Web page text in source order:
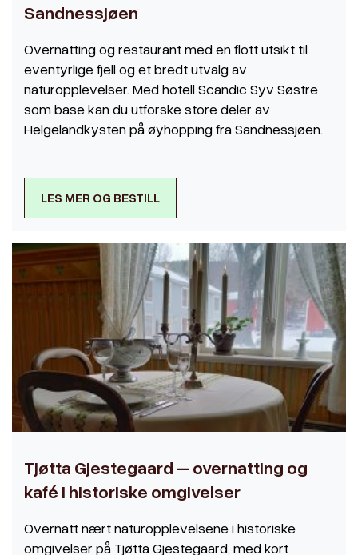
Sandnessjøen
Overnatting og restaurant med en flott utsikt til
eventyrlige fjell og et bredt utvalg av
naturopplevelser. Med hotell Scandic Syv Søstre
som base kan du utforske store deler av
Helgelandkysten på øyhopping fra Sandnessjøen.
LES MER OG BESTILL
Tjøtta Gjestegaard – overnatting og
kafé i historiske omgivelser
Overnatt nært naturopplevelsene i historiske
omgivelser på Tjøtta Gjestegaard, med kort